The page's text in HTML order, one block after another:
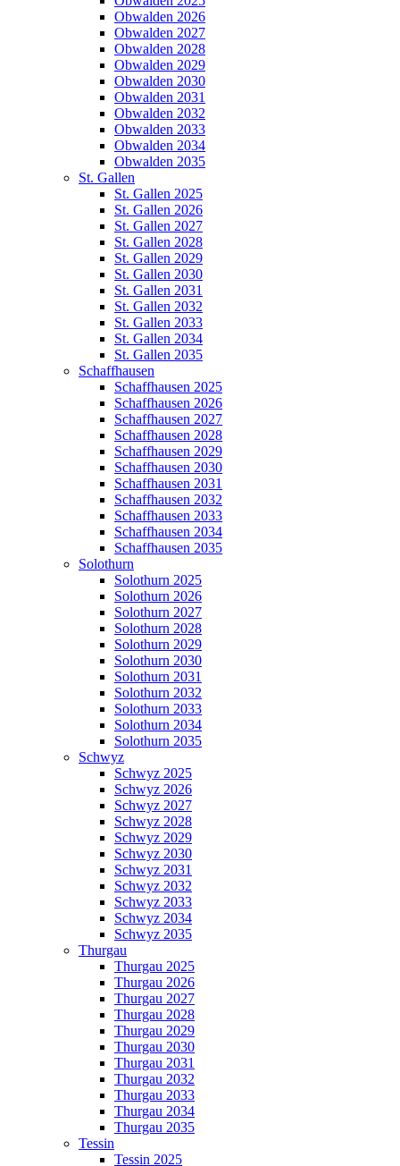
Obwalden 2026
Obwalden 2027
Obwalden 2028
Obwalden 2029
Obwalden 2030
Obwalden 2031
Obwalden 2032
Obwalden 2033
Obwalden 2034
Obwalden 2035
St. Gallen
St. Gallen 2025
St. Gallen 2026
St. Gallen 2027
St. Gallen 2028
St. Gallen 2029
St. Gallen 2030
St. Gallen 2031
St. Gallen 2032
St. Gallen 2033
St. Gallen 2034
St. Gallen 2035
Schaffhausen
Schaffhausen 2025
Schaffhausen 2026
Schaffhausen 2027
Schaffhausen 2028
Schaffhausen 2029
Schaffhausen 2030
Schaffhausen 2031
Schaffhausen 2032
Schaffhausen 2033
Schaffhausen 2034
Schaffhausen 2035
Solothurn
Solothurn 2025
Solothurn 2026
Solothurn 2027
Solothurn 2028
Solothurn 2029
Solothurn 2030
Solothurn 2031
Solothurn 2032
Solothurn 2033
Solothurn 2034
Solothurn 2035
Schwyz
Schwyz 2025
Schwyz 2026
Schwyz 2027
Schwyz 2028
Schwyz 2029
Schwyz 2030
Schwyz 2031
Schwyz 2032
Schwyz 2033
Schwyz 2034
Schwyz 2035
Thurgau
Thurgau 2025
Thurgau 2026
Thurgau 2027
Thurgau 2028
Thurgau 2029
Thurgau 2030
Thurgau 2031
Thurgau 2032
Thurgau 2033
Thurgau 2034
Thurgau 2035
Tessin
Tessin 2025